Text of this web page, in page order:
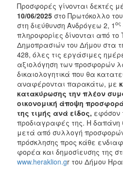
Προσφορές γίνονται δεκτές
10/06/2025 στο Πρωτόκολλο
στη διεύθυνση Ανδρόγεω 2, 1 ος
πληροφορίες δίνονται από
Δημοπρασιών του Δήμου στα
428, όλες τις εργάσιμες
αξιολόγηση των προσφορών
δικαιολογητικά που θα
αναφέρονται παρακάτω, με
κατακύρωσης την πλέον
οικονομική άποψη
της τιμής ανά είδος, εφόσον
προδιαγραφές της. Η δαπάνη
μετά από συλλογή
πρόσκλησης προς κάθε
φορέα και δημοσίευσης της
www.heraklion.gr του Δήμου